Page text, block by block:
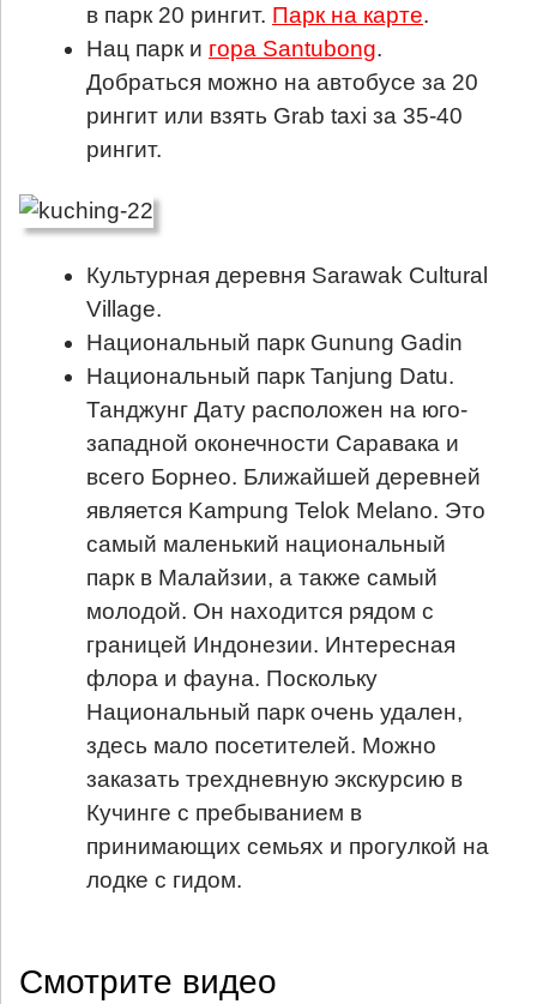
в парк 20 рингит. Парк на карте.
Нац парк и гора Santubong.
Добраться можно на автобусе за 20
рингит или взять Grab taxi за 35-40
рингит.
Культурная деревня Sarawak Cultural
Village.
Национальный парк Gunung Gadin
Национальный парк Tanjung Datu.
Танджунг Дату расположен на юго-
западной оконечности Саравака и
всего Борнео. Ближайшей деревней
является Kampung Telok Melano. Это
самый маленький национальный
парк в Малайзии, а также самый
молодой. Он находится рядом с
границей Индонезии. Интересная
флора и фауна. Поскольку
Национальный парк очень удален,
здесь мало посетителей. Можно
заказать трехдневную экскурсию в
Кучинге с пребыванием в
принимающих семьях и прогулкой на
лодке с гидом.
Смотрите видео